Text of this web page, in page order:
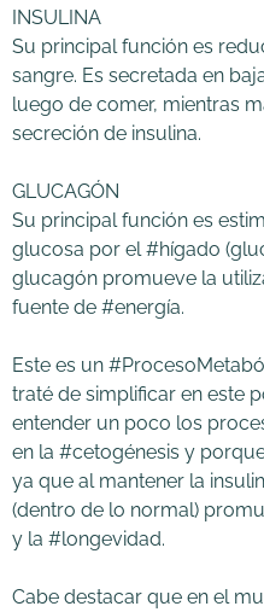
INSULINA
Su principal función es
sangre. Es secretada en
luego de comer, mientras
secreción de insulina.⁣
GLUCAGÓN
Su principal función es
glucosa por el #hígado
glucagón promueve la
fuente de #energía. ⁣
Este es un
traté de simplificar en este
entender un poco los
en la #cetogénesis y
ya que al mantener la
(dentro de lo normal)
y la #longevidad. ⁣
Cabe destacar que en el